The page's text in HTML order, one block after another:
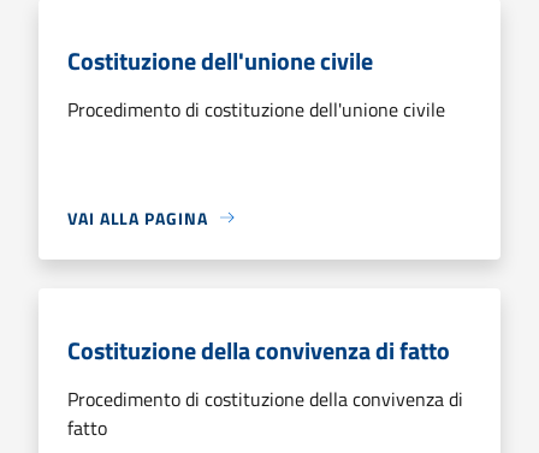
Costituzione dell'unione civile
Procedimento di costituzione dell'unione civile
VAI ALLA PAGINA
Costituzione della convivenza di fatto
Procedimento di costituzione della convivenza di
fatto